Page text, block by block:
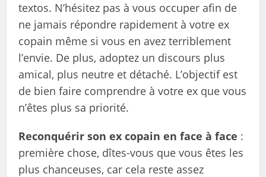
textos. N’hésitez pas à vous occuper afin de
ne jamais répondre rapidement à votre ex
copain même si vous en avez terriblement
l’envie. De plus, adoptez un discours plus
amical, plus neutre et détaché. L’objectif est
de bien faire comprendre à votre ex que vous
n’êtes plus sa priorité.
Reconquérir son ex copain en face à face :
première chose, dîtes-vous que vous êtes les
plus chanceuses, car cela reste assez